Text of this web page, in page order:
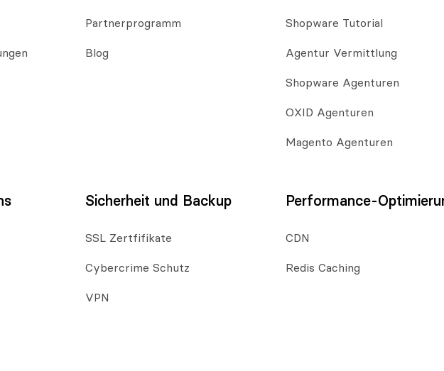
Partnerprogramm
Blog
Shopware Tutorial
Agentur Vermittlung
Shopware Agenturen
OXID Agenturen
Magento Agenturen
Sicherheit und Backup
SSL Zertfifikate
Cybercrime Schutz
VPN
Performance-
CDN
Redis Caching